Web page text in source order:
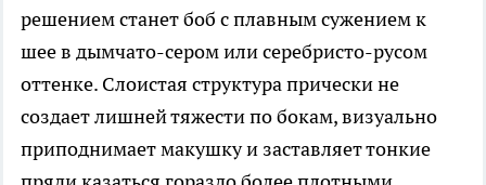
решением станет боб с плавным сужением к
шее в дымчато-сером или серебристо-русом
оттенке. Слоистая структура прически не
создает лишней тяжести по бокам, визуально
приподнимает макушку и заставляет тонкие